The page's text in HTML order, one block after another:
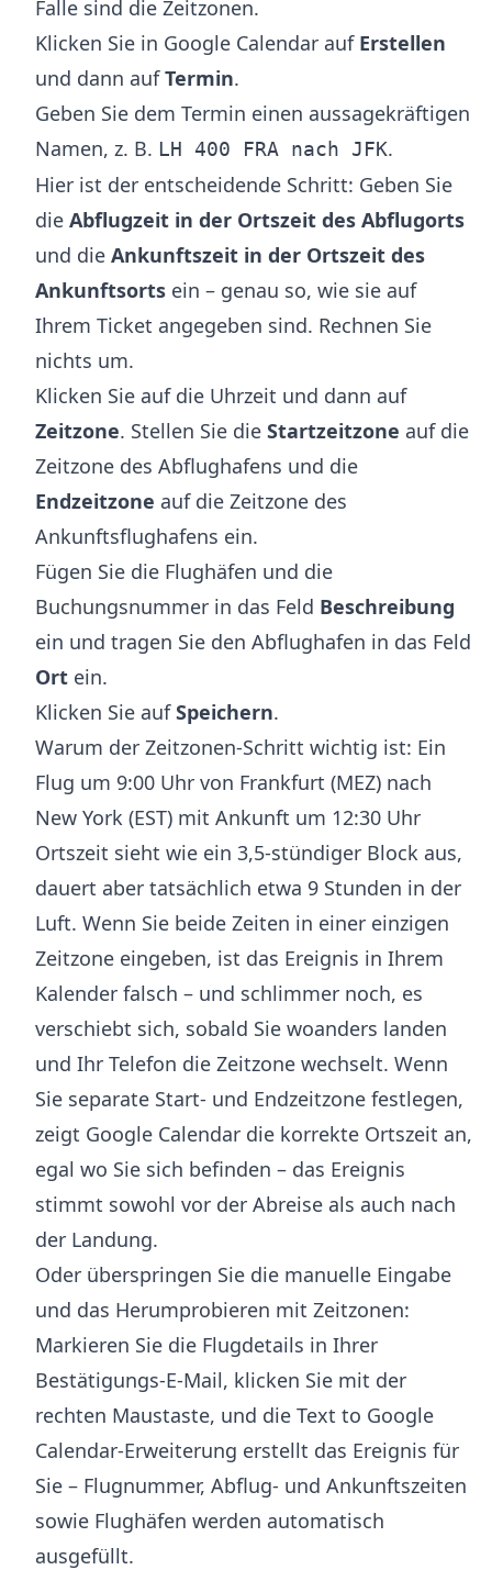
Falle sind die Zeitzonen.
Klicken Sie in Google Calendar auf Erstellen
und dann aufTermin.
Geben Sie dem Termin einen aussagekräftigen
Namen, z. B. LH 400 FRA nach JFK.
Hier ist der entscheidende Schritt: Geben Sie
die Abflugzeit in der Ortszeit des Abflugorts
und die Ankunftszeit in der Ortszeit des
Ankunftsorts ein – genau so, wie sie auf
Ihrem Ticket angegeben sind. Rechnen Sie
nichts um.
Klicken Sie auf die Uhrzeit und dann auf
Zeitzone. Stellen Sie die Startzeitzone auf die
Zeitzone des Abflughafens und die
Endzeitzone auf die Zeitzone des
Ankunftsflughafens ein.
Fügen Sie die Flughäfen und die
Buchungsnummer in das Feld Beschreibung
ein und tragen Sie den Abflughafen in das Feld
Ort ein.
Klicken Sie aufSpeichern.
Warum der Zeitzonen-Schritt wichtig ist: Ein
Flug um 9:00 Uhr von Frankfurt (MEZ) nach
New York (EST) mit Ankunft um 12:30 Uhr
Ortszeit sieht wie ein 3,5-stündiger Block aus,
dauert aber tatsächlich etwa 9 Stunden in der
Luft. Wenn Sie beide Zeiten in einer einzigen
Zeitzone eingeben, ist das Ereignis in Ihrem
Kalender falsch – und schlimmer noch, es
verschiebt sich, sobald Sie woanders landen
und Ihr Telefon die Zeitzone wechselt. Wenn
Sie separate Start- und Endzeitzone festlegen,
zeigt Google Calendar die korrekte Ortszeit an,
egal wo Sie sich befinden – das Ereignis
stimmt sowohl vor der Abreise als auch nach
der Landung.
Oder überspringen Sie die manuelle Eingabe
und das Herumprobieren mit Zeitzonen:
Markieren Sie die Flugdetails in Ihrer
Bestätigungs-E-Mail, klicken Sie mit der
rechten Maustaste, und die Text to Google
Calendar-Erweiterung erstellt das Ereignis für
Sie – Flugnummer, Abflug- und Ankunftszeiten
sowie Flughäfen werden automatisch
ausgefüllt.